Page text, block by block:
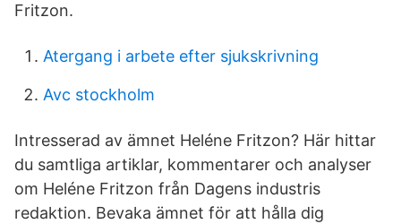
Fritzon.
Atergang i arbete efter sjukskrivning
Avc stockholm
Intresserad av ämnet Heléne Fritzon? Här hittar
du samtliga artiklar, kommentarer och analyser
om Heléne Fritzon från Dagens industris
redaktion. Bevaka ämnet för att hålla dig